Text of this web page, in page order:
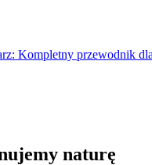
Kompletny przewodnik dla
naturę